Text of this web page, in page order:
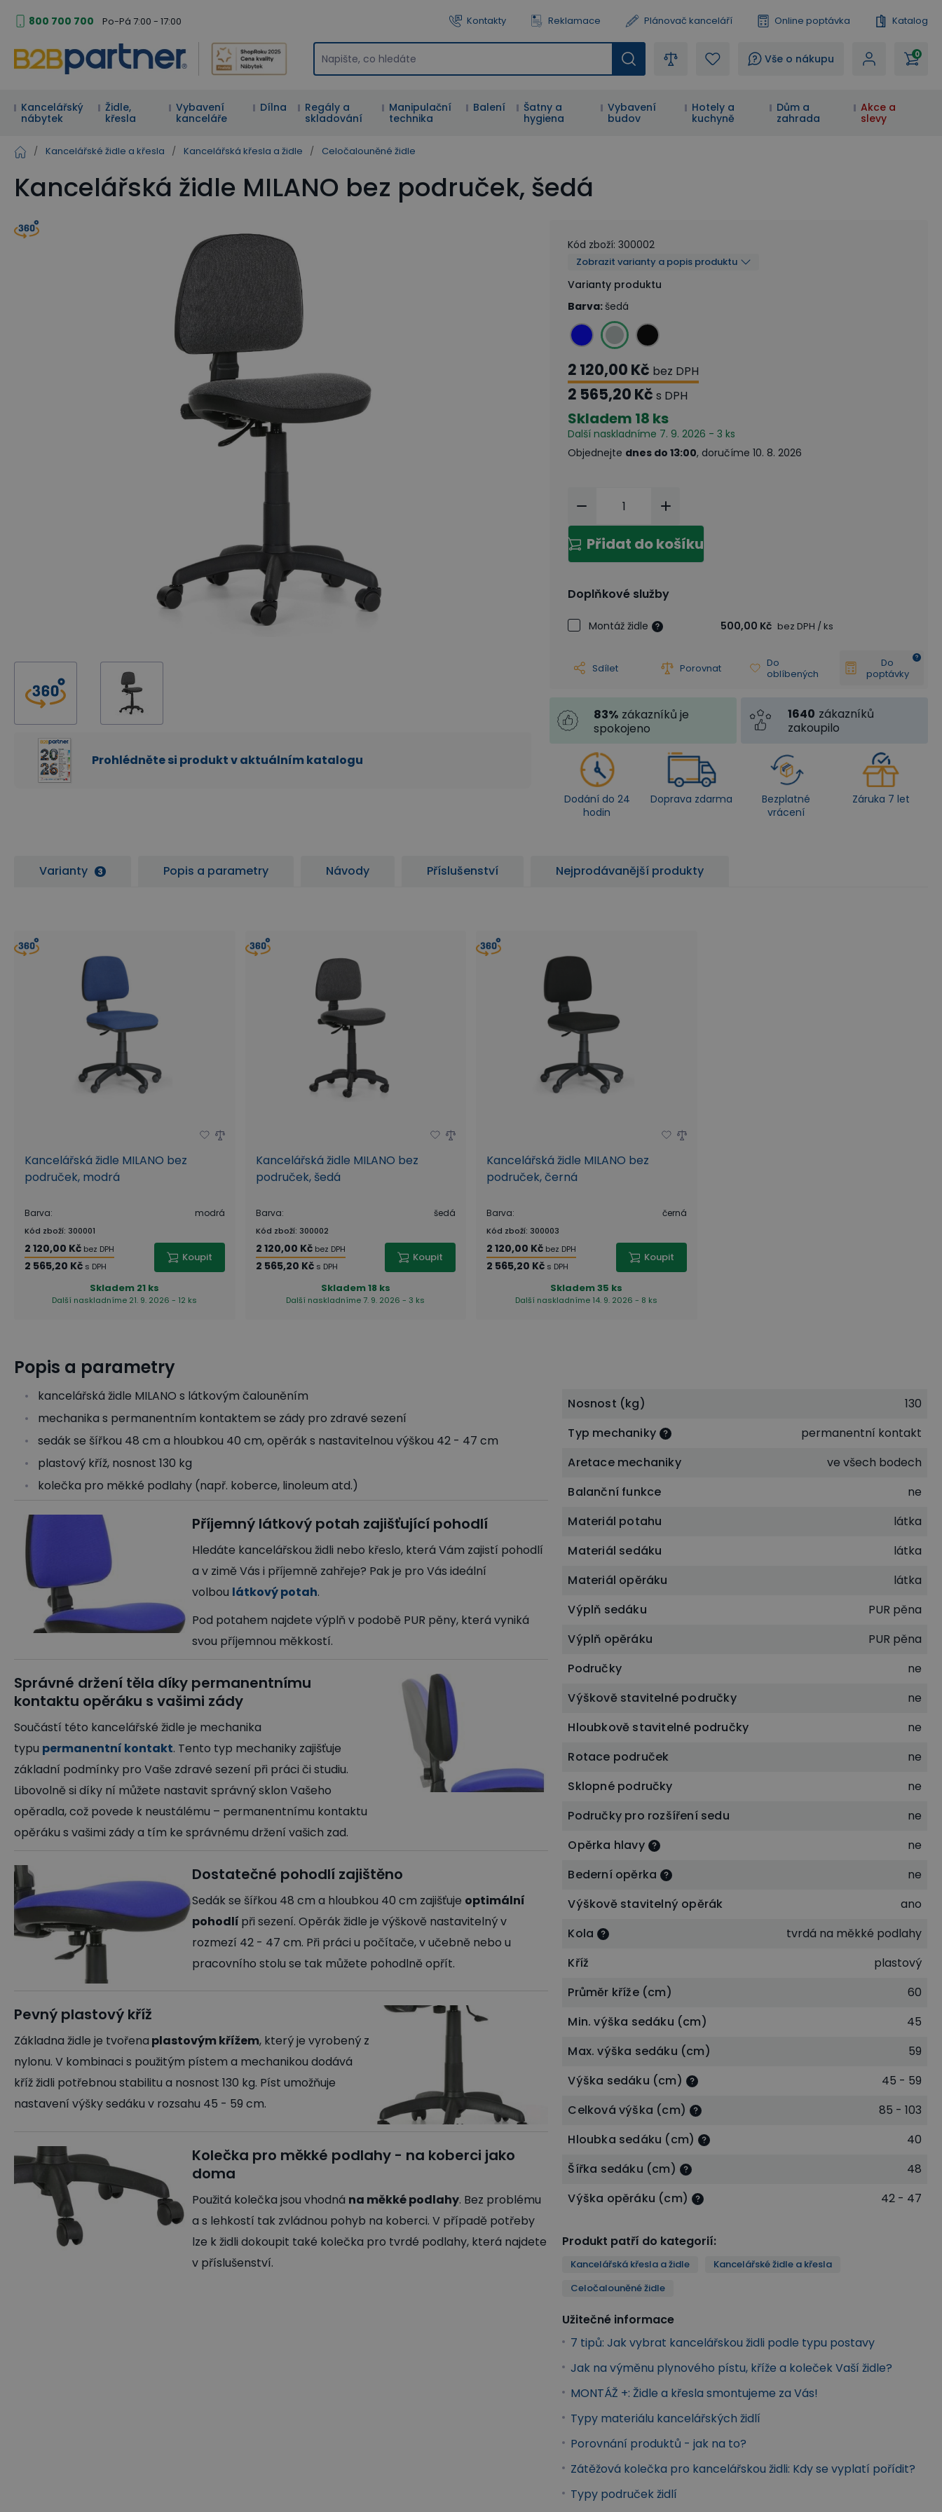
800 700 700 Po-Pá 7:00 - 17:00 Kontakty Reklamace Plánovač kanceláří Online poptávka Katalog
? Vše o nákupu 0
Kancelářský
nábytek
Židle,
křesla
Vybavení
kanceláře
Dílna
Regály a
skladování
Manipulační
technika
Balení
Šatny a
hygiena
Vybavení
budov
Hotely a
kuchyně
Dům a
zahrada
Akce a
slevy
/ Kancelářské židle a křesla / Kancelářská křesla a židle / Celočalouněné židle
Kancelářská židle MILANO bez područek, šedá
Prohlédněte si produkt v aktuálním katalogu
Kód zboží: 300002
Zobrazit varianty a popis produktu
Varianty produktu
Barva: šedá
2 120,00 Kč bez DPH
2 565,20 Kč s DPH
Skladem 18 ks
Další naskladníme 7. 9. 2026 - 3 ks
Objednejte dnes do 13:00, doručíme 10. 8. 2026
Přidat do košíku
Doplňkové služby
Montáž židle 500,00 Kč bez DPH / ks
Sdílet Porovnat
Do
oblíbených
Do
poptávky
83% zákazníků je
spokojeno
1640 zákazníků
zakoupilo
Dodání do 24
hodin
Doprava zdarma
Bezplatné
vrácení
Záruka 7 let
Varianty 3 Popis a parametry Návody Příslušenství Nejprodávanější produkty
Kancelářská židle MILANO bez
područek, modrá
Barva: modrá
Kód zboží: 300001
2 120,00 Kč bez DPH
2 565,20 Kč s DPH
Koupit
Skladem 21 ks
Další naskladníme 21. 9. 2026 - 12 ks
Kancelářská židle MILANO bez
područek, šedá
Barva: šedá
Kód zboží: 300002
2 120,00 Kč bez DPH
2 565,20 Kč s DPH
Koupit
Skladem18 ks
Další naskladníme 7. 9. 2026 - 3 ks
Kancelářská židle MILANO bez
područek, černá
Barva: černá
Kód zboží: 300003
2 120,00 Kč bez DPH
2 565,20 Kč s DPH
Koupit
Skladem35 ks
Další naskladníme 14. 9. 2026 - 8 ks
Popis a parametry
kancelářská židle MILANO s látkovým čalouněním
mechanika s permanentním kontaktem se zády pro zdravé sezení
sedák se šířkou 48 cm a hloubkou 40 cm, opěrák s nastavitelnou výškou 42 - 47 cm
plastový kříž, nosnost 130 kg
kolečka pro měkké podlahy (např. koberce, linoleum atd.)
Příjemný látkový potah zajišťující pohodlí
Hledáte kancelářskou židli nebo křeslo, která Vám zajistí pohodlí
a v zimě Vás i příjemně zahřeje? Pak je pro Vás ideální
volbou látkový potah.
Pod potahem najdete výplň v podobě PUR pěny, která vyniká
svou příjemnou měkkostí.
Správné držení těla díky permanentnímu
kontaktu opěráku s vašimi zády
Součástí této kancelářské židle je mechanika
typu permanentní kontakt. Tento typ mechaniky zajišťuje
základní podmínky pro Vaše zdravé sezení při práci či studiu.
Libovolně si díky ní můžete nastavit správný sklon Vašeho
opěradla, což povede k neustálému – permanentnímu kontaktu
opěráku s vašimi zády a tím ke správnému držení vašich zad.
Dostatečné pohodlí zajištěno
Sedák se šířkou 48 cm a hloubkou 40 cm zajišťuje optimální
pohodlí při sezení. Opěrák židle je výškově nastavitelný v
rozmezí 42 - 47 cm. Při práci u počítače, v učebně nebo u
pracovního stolu se tak můžete pohodlně opřít.
Pevný plastový kříž
Základna židle je tvořena plastovým křížem, který je vyrobený z
nylonu. V kombinaci s použitým pístem a mechanikou dodává
kříž židli potřebnou stabilitu a nosnost 130 kg. Píst umožňuje
nastavení výšky sedáku v rozsahu 45 - 59 cm.
Kolečka pro měkké podlahy - na koberci jako
doma
Použitá kolečka jsou vhodná na měkké podlahy. Bez problému
a s lehkostí tak zvládnou pohyb na koberci. V případě potřeby
lze k židli dokoupit také kolečka pro tvrdé podlahy, která najdete
v příslušenství.
Nosnost (kg)
130
Typ mechaniky
permanentní kontakt
Aretace mechaniky
ve všech bodech
Balanční funkce
ne
Materiál potahu
látka
Materiál sedáku
látka
Materiál opěráku
látka
Výplň sedáku
PUR pěna
Výplň opěráku
PUR pěna
Područky
ne
Výškově stavitelné područky
ne
Hloubkově stavitelné područky
ne
Rotace područek
ne
Sklopné područky
ne
Područky pro rozšíření sedu
ne
Opěrka hlavy
ne
Bederní opěrka
ne
Výškově stavitelný opěrák
ano
Kola
tvrdá na měkké podlahy
Kříž
plastový
Průměr kříže (cm)
60
Min. výška sedáku (cm)
45
Max. výška sedáku (cm)
59
Výška sedáku (cm)
45 - 59
Celková výška (cm)
85 - 103
Hloubka sedáku (cm)
40
Šířka sedáku (cm)
48
Výška opěráku (cm)
42 - 47
Produkt patří do kategorií:
Kancelářská křesla a židle
Kancelářské židle a křesla
Celočalouněné židle
Užitečné informace
7 tipů: Jak vybrat kancelářskou židli podle typu postavy
Jak na výměnu plynového pístu, kříže a koleček Vaší židle?
MONTÁŽ +: Židle a křesla smontujeme za Vás!
Typy materiálu kancelářských židlí
Porovnání produktů - jak na to?
Zátěžová kolečka pro kancelářskou židli: Kdy se vyplatí pořídit?
Typy područek židlí